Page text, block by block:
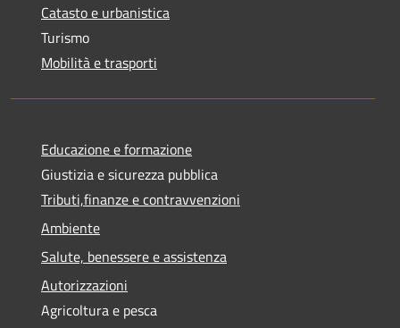
Catasto e urbanistica
Turismo
Mobilità e trasporti
Educazione e formazione
Giustizia e sicurezza pubblica
Tributi,finanze e contravvenzioni
Ambiente
Salute, benessere e assistenza
Autorizzazioni
Agricoltura e pesca